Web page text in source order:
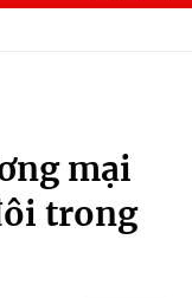
mại
trong